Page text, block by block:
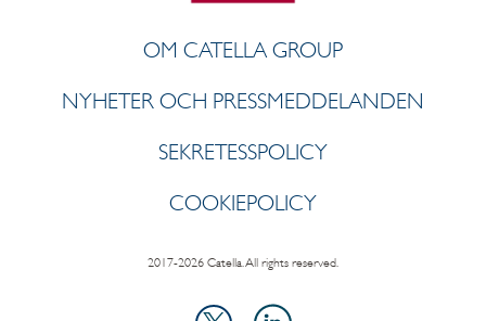
OM CATELLA GROUP
NYHETER OCH PRESSMEDDELANDEN
SEKRETESSPOLICY
COOKIEPOLICY
2017-2026 Catella. All rights reserved.
LinkedIn